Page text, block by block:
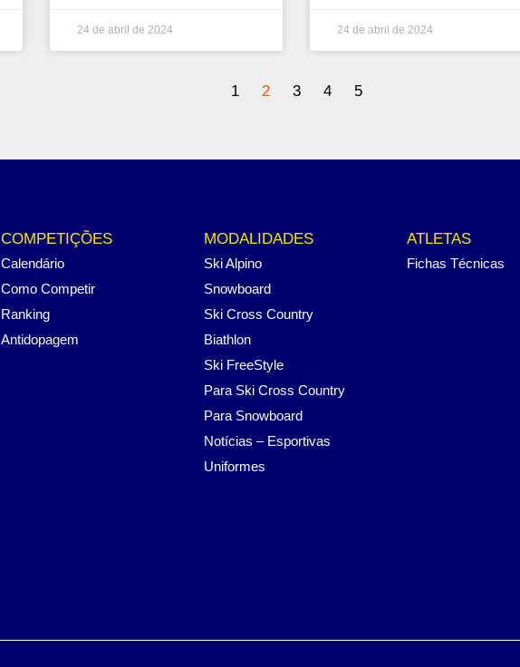
24 de abril de 2024 24 de abril de 2024
1 2 3 4 5
COMPETIÇÕES
Calendário
Como Competir
Ranking
Antidopagem
MODALIDADES
Ski Alpino
Snowboard
Ski Cross Country
Biathlon
Ski FreeStyle
Para Ski Cross Country
Para Snowboard
Notícias – Esportivas
Uniformes
ATLETAS
Fichas Técnicas